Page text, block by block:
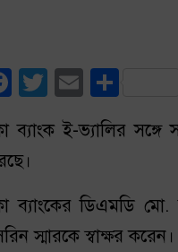
Facebook
Twitter
Email
ব্যাংক ই-ভ্যালির সঙ্গে
ব্যাংকের ডিএমডি
স্মারকে স্বাক্ষর করেন।